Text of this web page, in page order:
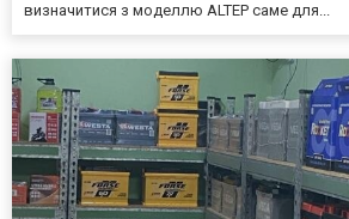
визначитися з моделлю ALTEP саме для...